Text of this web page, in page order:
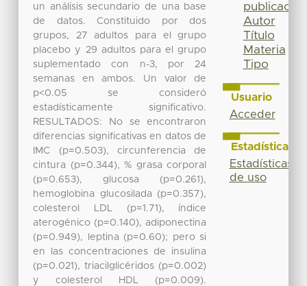
un análisis secundario de una base
de datos. Constituido por dos
grupos, 27 adultos para el grupo
placebo y 29 adultos para el grupo
suplementado con n-3, por 24
semanas en ambos. Un valor de
p<0.05 se consideró
estadísticamente significativo.
RESULTADOS: No se encontraron
diferencias significativas en datos de
IMC (p=0.503), circunferencia de
cintura (p=0.344), % grasa corporal
(p=0.653), glucosa (p=0.261),
hemoglobina glucosilada (p=0.357),
colesterol LDL (p=1.71), índice
aterogénico (p=0.140), adiponectina
(p=0.949), leptina (p=0.60); pero si
en las concentraciones de insulina
(p=0.021), triacilglicéridos (p=0.002)
y colesterol HDL (p=0.009).
publicación
Autor
Título
Materia
Tipo
Usuario
Acceder
Estadísticas
Estadísticas
de uso